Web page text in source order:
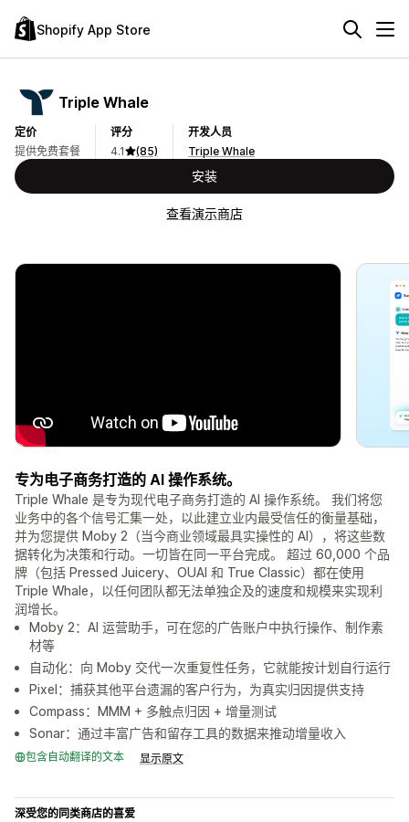
Shopify App Store
Triple Whale
定价
提供免费套餐
评分
4.1
(85)
开发人员
Triple Whale
安装
查看演示商店
专为电子商务打造的 AI 操作系统。
Triple Whale 是专为现代电子商务打造的 AI 操作系统。 我们将您
业务中的各个信号汇集一处，以此建立业内最受信任的衡量基础，
并为您提供 Moby 2（当今商业领域最具实操性的 AI），将这些数
据转化为决策和行动。一切皆在同一平台完成。 超过 60,000 个品
牌（包括 Pressed Juicery、OUAI 和 True Classic）都在使用
Triple Whale，以任何团队都无法单独企及的速度和规模来实现利
润增长。
Moby 2：AI 运营助手，可在您的广告账户中执行操作、制作素
材等
自动化：向 Moby 交代一次重复性任务，它就能按计划自行运行
Pixel：捕获其他平台遗漏的客户行为，为真实归因提供支持
Compass：MMM + 多触点归因 + 增量测试
Sonar：通过丰富广告和留存工具的数据来推动增量收入
包含自动翻译的文本 显示原文
深受您的同类商店的喜爱